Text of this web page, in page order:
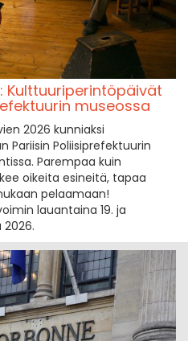
Kulttuuriperintöpäivät
museossa
2026 kunniaksi
Poliisiprefektuurin
Parempaa kuin
oikeita esineitä, tapaa
pelaamaan!
lauantaina 19. ja